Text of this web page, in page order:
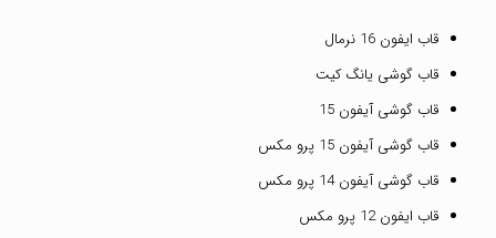
قاب ایفون 16 نرمال
قاب گوشی یانگ کیت
قاب گوشی آیفون 15
قاب گوشی آیفون 15 پرو مکس
قاب گوشی آیفون 14 پرو مکس
قاب ایفون 12 پرو مکس